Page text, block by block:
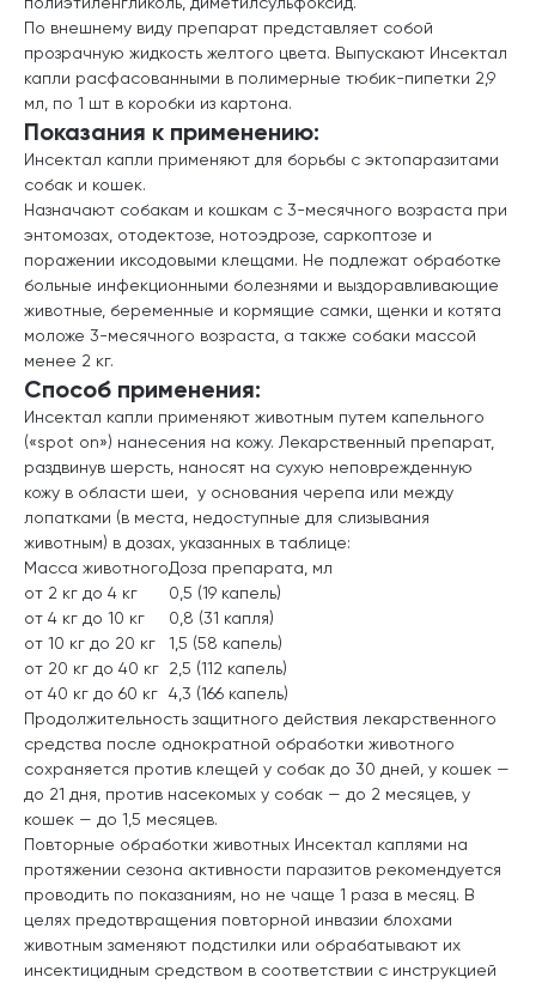
По внешнему виду препарат представляет собой
прозрачную жидкость желтого цвета. Выпускают Инсектал
капли расфасованными в полимерные тюбик-пипетки 2,9
мл, по 1 шт в коробки из картона.
Показания к применению:
Инсектал капли применяют для борьбы с эктопаразитами
собак и кошек.
Назначают собакам и кошкам с 3-месячного возраста при
энтомозах, отодектозе, нотоэдрозе, саркоптозе и
поражении иксодовыми клещами. Не подлежат обработке
больные инфекционными болезнями и выздоравливающие
животные, беременные и кормящие самки, щенки и котята
моложе 3-месячного возраста, а также собаки массой
менее 2 кг.
Способ применения:
Инсектал капли применяют животным путем капельного
(«spot оn») нанесения на кожу. Лекарственный препарат,
раздвинув шерсть, наносят на сухую неповрежденную
кожу в области шеи, у основания черепа или между
лопатками (в места, недоступные для слизывания
животным) в дозах, указанных в таблице:
Масса животногоДоза препарата, мл
от 2 кг до 4 кг
0,5 (19 капель)
от 4 кг до 10 кг
0,8 (31 капля)
от 10 кг до 20 кг
1,5 (58 капель)
от 20 кг до 40 кг 2,5 (112 капель)
от 40 кг до 60 кг 4,3 (166 капель)
Продолжительность защитного действия лекарственного
средства после однократной обработки животного
сохраняется против клещей у собак до 30 дней, у кошек —
до 21 дня, против насекомых у собак — до 2 месяцев, у
кошек — до 1,5 месяцев.
Повторные обработки животных Инсектал каплями на
протяжении сезона активности паразитов рекомендуется
проводить по показаниям, но не чаще 1 раза в месяц. В
целях предотвращения повторной инвазии блохами
животным заменяют подстилки или обрабатывают их
инсектицидным средством в соответствии с инструкцией